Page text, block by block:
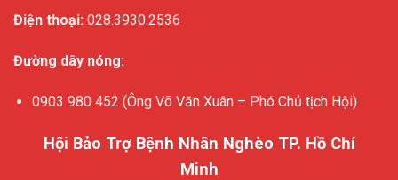
Điện thoại: 028.3930.2536
Đường dây nóng:
0903 980 452 (Ông Võ Văn Xuân – Phó Chủ tịch Hội)
Hội Bảo Trợ Bệnh Nhân Nghèo TP. Hồ Chí
Minh